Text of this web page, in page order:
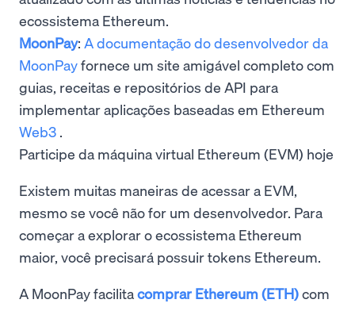
ecossistema Ethereum.
MoonPay: A documentação do desenvolvedor da
MoonPayfornece um site amigável completo com
guias, receitas e repositórios de API para
implementar aplicações baseadas em Ethereum
Web3 .
Participe da máquina virtual Ethereum (EVM) hoje
Existem muitas maneiras de acessar a EVM,
mesmo se você não for um desenvolvedor. Para
começar a explorar o ecossistema Ethereum
maior, você precisará possuir tokens Ethereum.
A MoonPay facilitacomprar Ethereum (ETH)com